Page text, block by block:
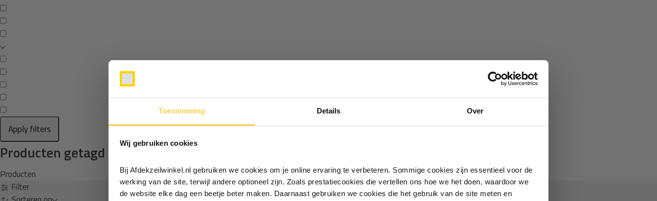
Toestemming Details Over
Wij gebruiken cookies
Bij Afdekzeilwinkel.nl gebruiken we cookies om je online ervaring te verbeteren. Sommige cookies zijn essentieel voor de
werking van de site, terwijl andere optioneel zijn. Zoals prestatiecookies die vertellen ons hoe we het doen, waardoor we
de website elke dag een beetje beter maken. Daarnaast gebruiken we cookies die het gebruik van de site meten en
Apply filters
Producten getagd met 25x25
Producten
Filter
Ontvang €5,- korting!
ontvang €5,- welkomstkorting!
Particulier Zakelijk